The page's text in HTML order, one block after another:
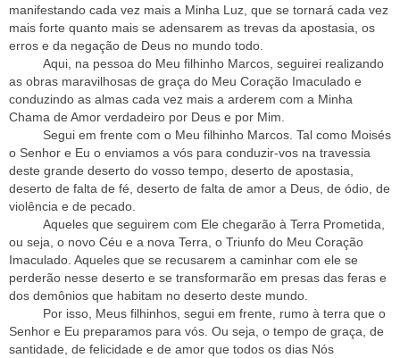
manifestando cada vez mais a Minha Luz, que se tornará cada vez
mais forte quanto mais se adensarem as trevas da apostasia, os
erros e da negação de Deus no mundo todo.
Aqui, na pessoa do Meu filhinho Marcos, seguirei realizando
as obras maravilhosas de graça do Meu Coração Imaculado e
conduzindo as almas cada vez mais a arderem com a Minha
Chama de Amor verdadeiro por Deus e por Mim.
Segui em frente com o Meu filhinho Marcos. Tal como Moisés
o Senhor e Eu o enviamos a vós para conduzir-vos na travessia
deste grande deserto do vosso tempo, deserto de apostasia,
deserto de falta de fé, deserto de falta de amor a Deus, de ódio, de
violência e de pecado.
Aqueles que seguirem com Ele chegarão à Terra Prometida,
ou seja, o novo Céu e a nova Terra, o Triunfo do Meu Coração
Imaculado. Aqueles que se recusarem a caminhar com ele se
perderão nesse deserto e se transformarão em presas das feras e
dos demônios que habitam no deserto deste mundo.
Por isso, Meus filhinhos, segui em frente, rumo à terra que o
Senhor e Eu preparamos para vós. Ou seja, o tempo de graça, de
santidade, de felicidade e de amor que todos os dias Nós